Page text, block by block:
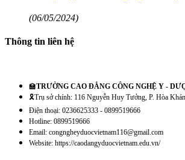
(06/05/2024)
Thông tin liên hệ
🏫TRƯỜNG CAO ĐẲNG CÔNG NGHỆ Y -
🎗️Trụ sở chính: 116 Nguyễn Huy Tưởng, P. Hòa
Điện thoại: 0236625333 - 0899519666
Hotline: 0899519666
Email: congngheyduocvietnam116@gmail.com
Website: https://caodangyduocvietnam.edu.vn/